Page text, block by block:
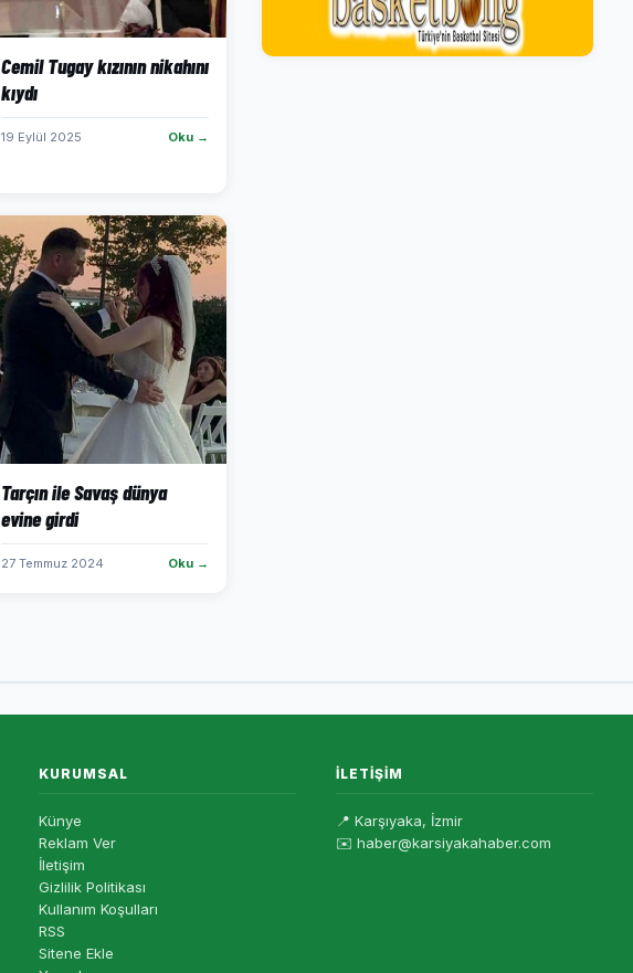
Cemil Tugay kızının nikahını
kıydı
19 Eylül 2025 Oku →
Tarçın ile Savaş dünya
evine girdi
27 Temmuz 2024 Oku →
KURUMSAL
Künye
Reklam Ver
İletişim
Gizlilik Politikası
Kullanım Koşulları
RSS
Sitene Ekle
İLETIŞIM
📍 Karşıyaka, İzmir
✉️ haber@karsiyakahaber.com